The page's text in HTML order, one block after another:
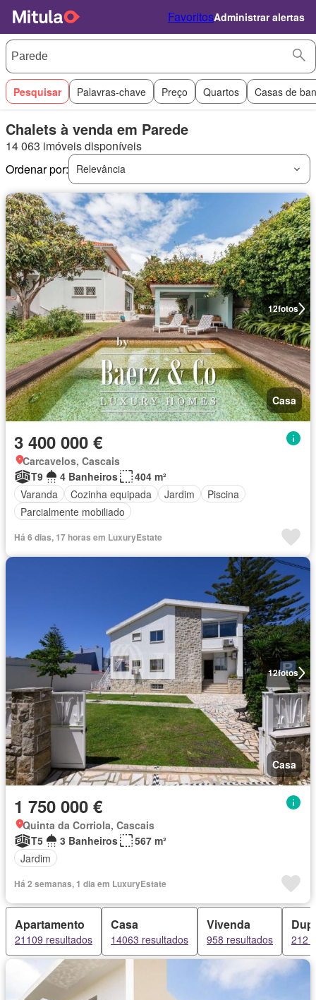
FavoritosAdministrar alertas
Pesquisar Palavras-chave Preço Quartos Casas de
Chalets à venda em Parede
14 063 imóveis disponíveis
Ordenar por:
Relevância
12fotos
Casa
3 400 000 €
Carcavelos, Cascais
T9
4 Banheiros
404 m²
Varanda
Cozinha equipada Jardim
Piscina
Parcialmente mobiliado
Há 6 dias, 17 horas em LuxuryEstate
12fotos
Casa
1 750 000 €
Quinta da Corriola, Cascais
T5
3 Banheiros
567 m²
Jardim
Há 2 semanas, 1 dia em LuxuryEstate
Apartamento
21109 resultados
Casa
14063 resultados
Vivenda
958 resultados 212